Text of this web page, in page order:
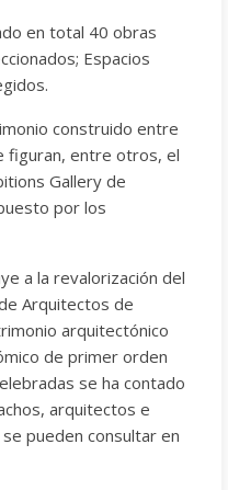
en total 40 obras
Espacios
construido entre
figuran, entre otros, el
Gallery de
por los
a la revalorización del
Arquitectos de
arquitectónico
de primer orden
se ha contado
arquitectos e
pueden consultar en